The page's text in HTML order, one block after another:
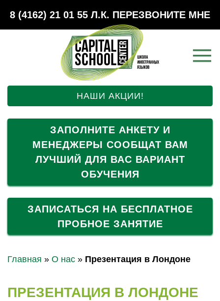
8 (4162) 21 01 55 Л.К. ПЕРЕЗВОНИТЕ МНЕ
НАШИ АКЦИИ!
ЗАПОЛНИТЕ АНКЕТУ И
МЕНЕДЖЕРЫ СООБЩАТ ВАМ
ЛУЧШИЙ ДЛЯ ВАС ВАРИАНТ
ОБУЧЕНИЯ
ЗАПИСАТЬСЯ НА БЕСПЛАТНОЕ
ПРОБНОЕ ЗАНЯТИЕ
Главная » О нас » Презентация в Лондоне
ПРЕЗЕНТАЦИЯ В ЛОНДОНЕ